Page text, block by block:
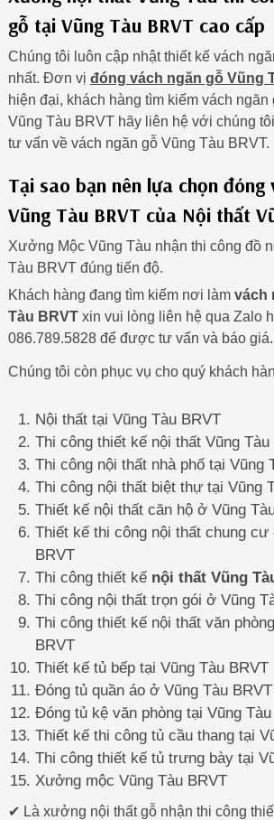
gỗ tại Vũng Tàu BRVT cao cấp
Chúng tôi luôn cập nhật thiết kế vách
nhất. Đơn vị đóng vách ngăn gỗ Vũng
hiện đại, khách hàng tìm kiếm vách ngăn
Vũng Tàu BRVT hãy liên hệ với chúng
tư vấn về vách ngăn gỗ Vũng Tàu BRVT.
Tại sao bạn nên lựa chọn đóng
Vũng Tàu BRVT của Nội thất
Xưởng Mộc Vũng Tàu nhận thi công đồ
Tàu BRVT đúng tiến độ.
Khách hàng đang tìm kiếm nơi làm vách
Tàu BRVTxin vui lòng liên hệ qua Zalo
086.789.5828 để được tư vấn và báo giá.
Chúng tôi còn phục vụ cho quý khách
Nội thất tại Vũng Tàu BRVT
Thi công thiết kế nội thất Vũng Tàu
Thi công nội thất nhà phố tại Vũng
Thi công nội thất biệt thự tại Vũng
Thiết kế nội thất căn hộ ở Vũng
Thiết kế thi công nội thất chung cư
BRVT
Thi công thiết kế nội thất Vũng
Thi công nội thất trọn gói ở Vũng
Thi công thiết kế nội thất văn
BRVT
Thiết kế tủ bếp tại Vũng Tàu BRVT
Đóng tủ quần áo ở Vũng Tàu BRVT
Đóng tủ kệ văn phòng tại Vũng
Thiết kế thi công tủ cầu thang tại
Thi công thiết kế tủ trưng bày tại
Xưởng mộc Vũng Tàu BRVT
✔ Là xưởng nội thất gỗ nhận thi công